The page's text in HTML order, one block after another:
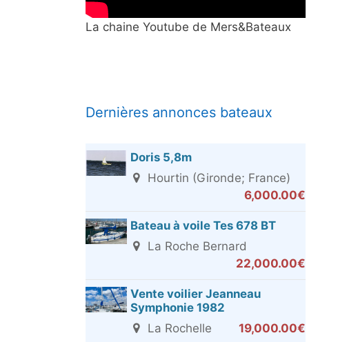
La chaine Youtube de Mers&Bateaux
Dernières annonces bateaux
Doris 5,8m
Hourtin (Gironde; France)
6,000.00€
Bateau à voile Tes 678 BT
La Roche Bernard
22,000.00€
Vente voilier Jeanneau
Symphonie 1982
La Rochelle
19,000.00€